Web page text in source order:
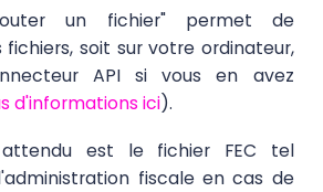
un fichier" permet de
soit sur votre ordinateur,
API si vous en avez
d'informations ici).
attendu est le fichier FEC tel
fiscale en cas de